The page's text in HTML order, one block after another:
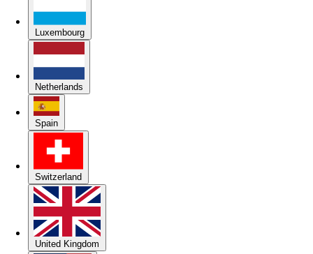
Luxembourg
Netherlands
Spain
Switzerland
United Kingdom